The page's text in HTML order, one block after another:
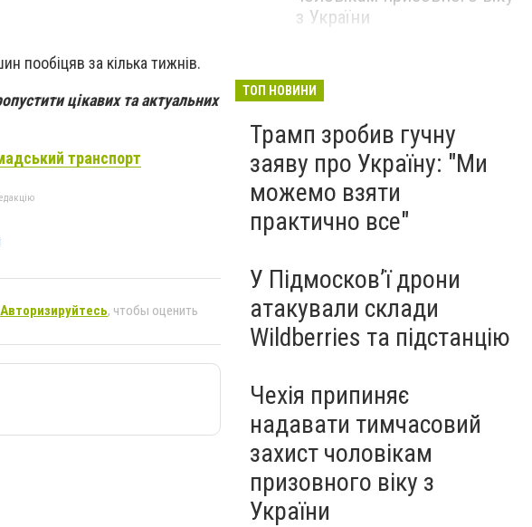
пообіцяв за кілька тижнів.
цікавих та актуальних
транспорт
Авторизируйтесь, чтобы оценить
з України
ТОП НОВИНИ
Трамп зробив гучну
заяву про Україну: "Ми
можемо взяти
практично все"
У Підмосков’ї дрони
атакували склади
Wildberries та підстанцію
Чехія припиняє
надавати тимчасовий
захист чоловікам
призовного віку з
України